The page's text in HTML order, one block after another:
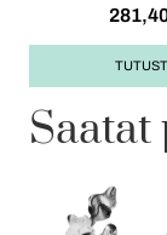
Saatat